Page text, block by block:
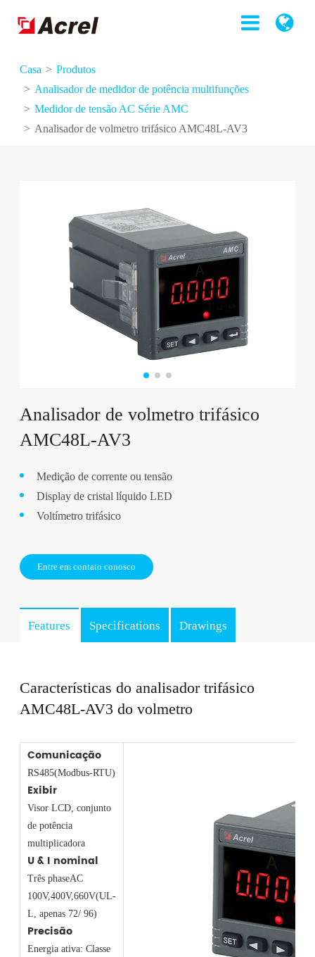
Casa
Produtos
Analisador de medidor de potência multifunções
Medidor de tensão AC Série AMC
Analisador de volmetro trifásico AMC48L-AV3
Analisador de volmetro trifásico
AMC48L-AV3
Medição de corrente ou tensão
Display de cristal líquido LED
Voltímetro trifásico
Entre em contato conosco
Features Specifications Drawings
Características do analisador trifásico
AMC48L-AV3 do volmetro
Comunicação
RS485(Modbus-RTU)
Exibir
Visor LCD, conjunto
de potência
multiplicadora
U & I nominal
Três phaseAC
100V,400V,660V(UL-
L, apenas 72/ 96)
Precisão
Energia ativa: Classe